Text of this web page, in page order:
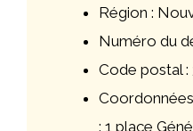
Région :
Numéro du
Code postal :
: 1 place